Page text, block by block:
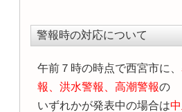
警報時の対応について
午前７時の時点で西宮市に、
報、洪水警報、高潮警報の
いずれかが発表中の場合は